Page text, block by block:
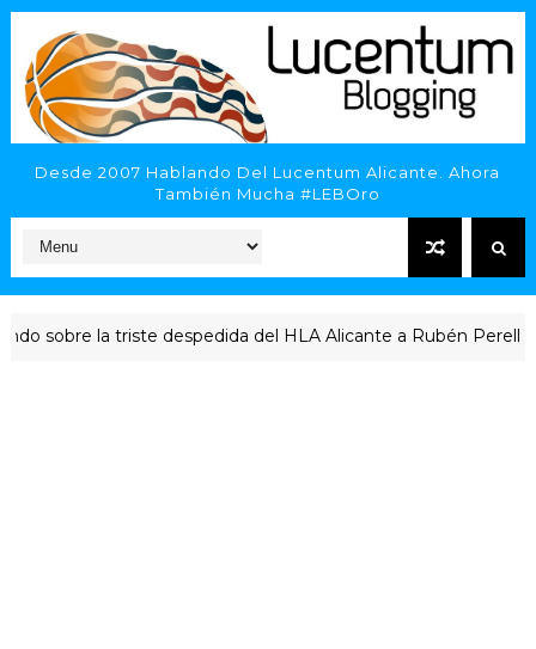
Desde 2007 Hablando Del Lucentum Alicante. Ahora
También Mucha #LEBOro
la triste despedida del HLA Alicante a Rubén Perelló